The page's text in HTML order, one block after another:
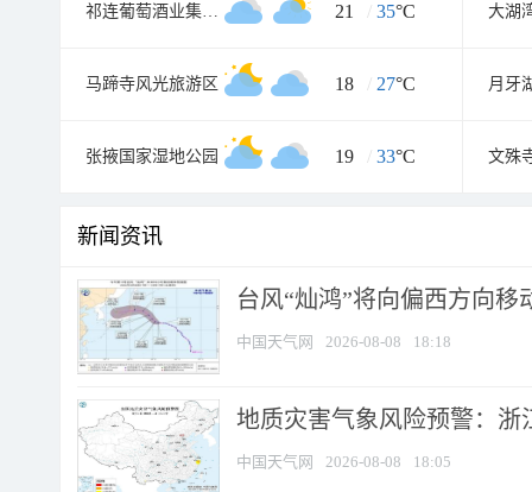
祁连葡萄酒业集团工业园 21 / 35°C 大湖
马蹄寺风光旅游区 18 / 27°C 月牙
张掖国家湿地公园 19 / 33°C 文殊
新闻资讯
台风“灿鸿”将向偏西方向移
中国天气网 2026-08-08 18:18
地质灾害气象风险预警：
中国天气网 2026-08-08 18:05